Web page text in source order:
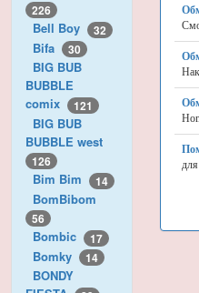
226
Bell Boy 32
Bifa 30
BIG BUB
BUBBLE
comix
121
BIG BUB
BUBBLE west
126
Bim Bim 14
BomBibom
56
Bombic 17
Bomky 14
BONDY